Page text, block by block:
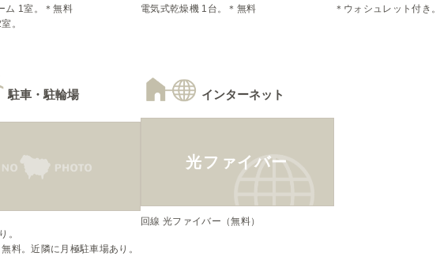
ム 1室。＊無料
。
電気式乾燥機 1台。＊無料
＊ウォシュレット付き
駐車・駐輪場
。
料。近隣に月極駐車場あり。
インターネット
光ファイバー
回線 光ファイバー（無料）